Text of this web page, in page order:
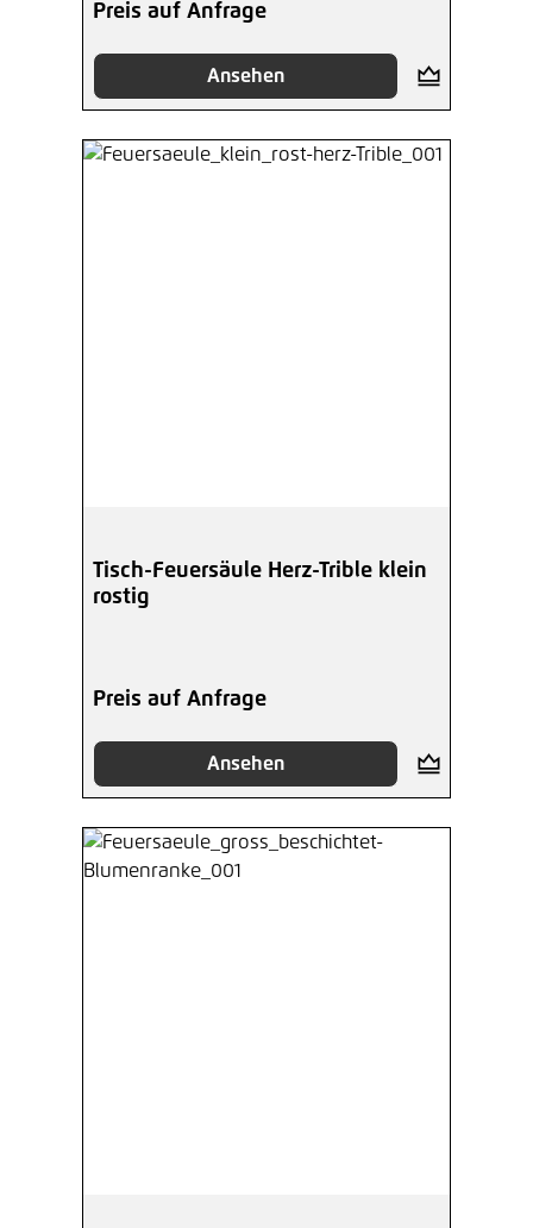
Preis auf Anfrage
Ansehen
Tisch-Feuersäule Herz-Trible klein
rostig
Preis auf Anfrage
Ansehen